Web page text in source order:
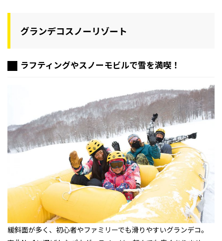
グランデコスノーリゾート
ラフティングやスノーモビルで雪を満喫！
緩斜面が多く、初心者やファミリーでも滑りやすいグランデコ。